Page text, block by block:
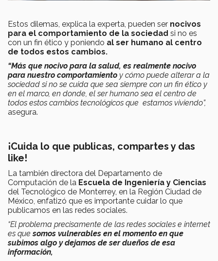
Estos dilemas, explica la experta, pueden ser nocivos
para el comportamiento de la sociedad si no es
con un fin ético y poniendo al ser humano al centro
de todos estos cambios.
“Más que nocivo para la salud, es realmente nocivo
para nuestro comportamiento y cómo puede alterar a la
sociedad si no se cuida que sea siempre con un fin ético y
en el marco, en donde, el ser humano sea el centro de
todos estos cambios tecnológicos que estamos viviendo”,
asegura.
¡Cuida lo que publicas, compartes y das
like!
La también directora del Departamento de
Computación de la Escuela de Ingeniería y Ciencias
del Tecnológico de Monterrey, en la Región Ciudad de
México, enfatizó que es importante cuidar lo que
publicamos en las redes sociales.
“El problema precisamente de las redes sociales e internet
es quesomos vulnerables en el momento en que
subimos algo y dejamos de ser dueños de esa
información,